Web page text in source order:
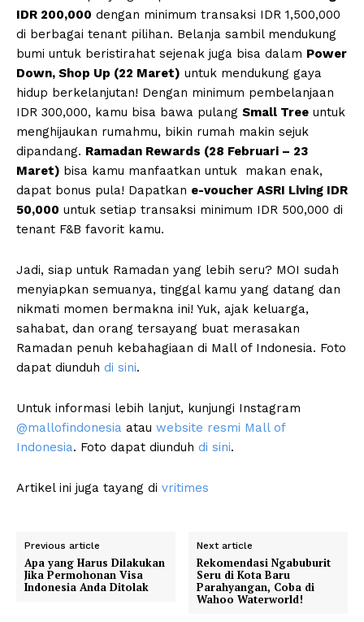
IDR 200,000 dengan minimum transaksi IDR 1,500,000
di berbagai tenant pilihan. Belanja sambil mendukung
bumi untuk beristirahat sejenak juga bisa dalam Power
Down, Shop Up (22 Maret) untuk mendukung gaya
hidup berkelanjutan! Dengan minimum pembelanjaan
IDR 300,000, kamu bisa bawa pulang Small Tree untuk
menghijaukan rumahmu, bikin rumah makin sejuk
dipandang. Ramadan Rewards (28 Februari – 23
Maret) bisa kamu manfaatkan untuk makan enak,
dapat bonus pula! Dapatkan e-voucher ASRI Living IDR
50,000 untuk setiap transaksi minimum IDR 500,000 di
tenant F&B favorit kamu.
Jadi, siap untuk Ramadan yang lebih seru? MOI sudah
menyiapkan semuanya, tinggal kamu yang datang dan
nikmati momen bermakna ini! Yuk, ajak keluarga,
sahabat, dan orang tersayang buat merasakan
Ramadan penuh kebahagiaan di Mall of Indonesia. Foto
dapat diunduh di sini.
Untuk informasi lebih lanjut, kunjungi Instagram
@mallofindonesia atau website resmi Mall of
Indonesia. Foto dapat diunduh di sini.
Artikel ini juga tayang di vritimes
Previous article
Apa yang Harus Dilakukan
Jika Permohonan Visa
Indonesia Anda Ditolak
Next article
Rekomendasi Ngabuburit
Seru di Kota Baru
Parahyangan, Coba di
Wahoo Waterworld!